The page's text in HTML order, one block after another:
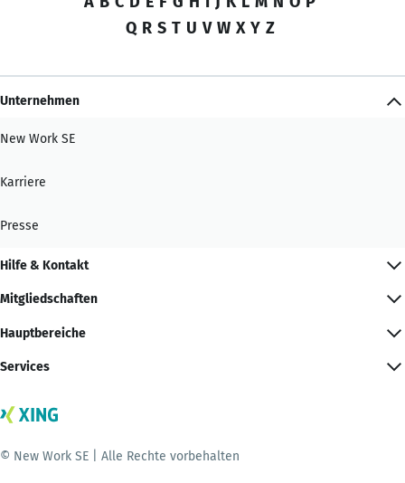
Q R S T U V W X Y Z
Unternehmen
New Work SE
Karriere
Presse
Hilfe & Kontakt
Mitgliedschaften
Hauptbereiche
Services
© New Work SE | Alle Rechte vorbehalten